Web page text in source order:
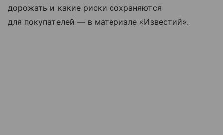
дорожать и какие риски сохраняются
для покупателей — в материале «Известий».